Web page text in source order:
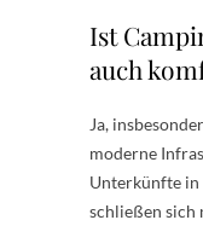
Ist
auch
Ja,
moderne
Unterkünfte in
schließen sich